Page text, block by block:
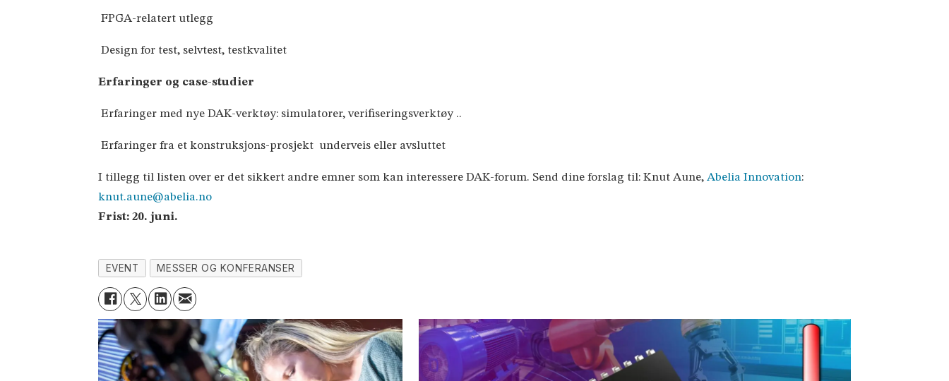
 FPGA-relatert utlegg
 Design for test, selvtest, testkvalitet
Erfaringer og case-studier
 Erfaringer med nye DAK-verktøy: simulatorer, verifiseringsverktøy ..
 Erfaringer fra et konstruksjons-prosjekt  underveis eller avsluttet
I tillegg til listen over er det sikkert andre emner som kan interessere DAK-forum. Send dine forslag til: Knut Aune,Abelia Innovation:
knut.aune@abelia.no
Frist: 20. juni.
EVENT MESSER OG KONFERANSER